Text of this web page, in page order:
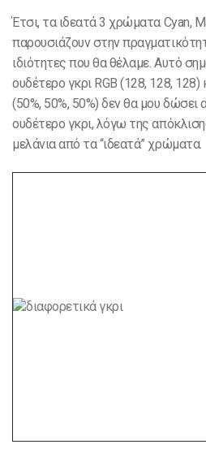
Έτσι, τα ιδεατά 3 χρώματα Cyan,
παρουσιάζουν στην
ιδιότητες που θα θέλαμε. Αυτό
ουδέτερο γκρι RGB (128, 128,
(50%, 50%, 50%) δεν θα μου δώσει
ουδέτερο γκρι, λόγω της
μελάνια από τα “ιδεατά” χρώματα.